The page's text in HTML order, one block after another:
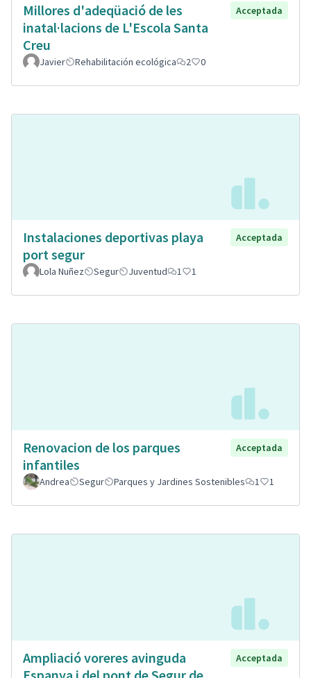
Millores d'adeqüació de les
inatal·lacions de L'Escola Santa
Creu
Acceptada
Javier Rehabilitación ecológica 2 0
Instalaciones deportivas playa
port segur
Acceptada
Lola Nuñez Segur Juventud 1 1
Renovacion de los parques
infantiles
Acceptada
Andrea Segur Parques y Jardines Sostenibles 1 1
Ampliació voreres avinguda
Acceptada